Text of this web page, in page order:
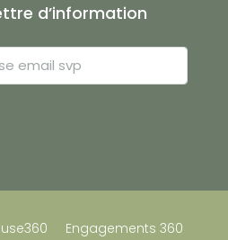
d’information
Engagements 360